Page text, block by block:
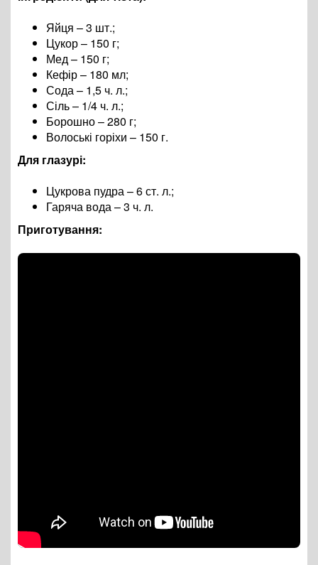
Яйця – 3 шт.;
Цукор – 150 г;
Мед – 150 г;
Кефір – 180 мл;
Сода – 1,5 ч. л.;
Сіль – 1/4 ч. л.;
Борошно – 280 г;
Волоські горіхи – 150 г.
Для глазурі:
Цукрова пудра – 6 ст. л.;
Гаряча вода – 3 ч. л.
Приготування: